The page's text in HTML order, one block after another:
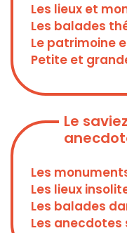
Les lieux et
Les balades
Le patrimoine
Petite et
Le
Les
Les lieux
Les balades
Les anecdotes